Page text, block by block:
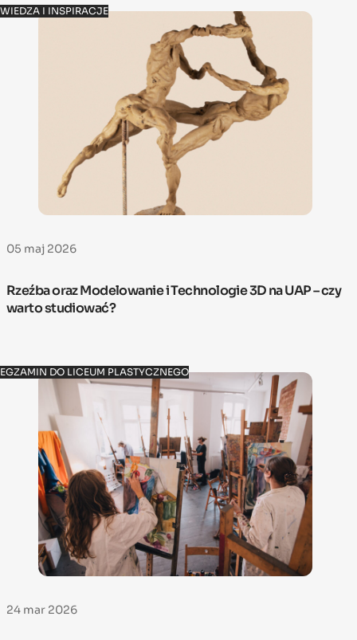
WIEDZA I INSPIRACJE
05 maj 2026
Rzeźba oraz Modelowanie i Technologie 3D na UAP – czy
warto studiować?
EGZAMIN DO LICEUM PLASTYCZNEGO
24 mar 2026